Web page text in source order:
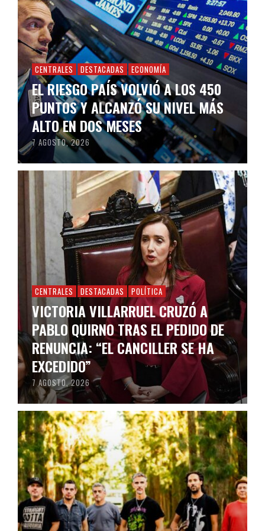
CENTRALES DESTACADAS ECONOMÍA
EL RIESGO PAÍS VOLVIÓ A LOS 450
PUNTOS Y ALCANZÓ SU NIVEL MÁS
ALTO EN DOS MESES
7 AGOSTO, 2026
CENTRALES DESTACADAS POLÍTICA
VICTORIA VILLARRUEL CRUZÓ A
PABLO QUIRNO TRAS EL PEDIDO DE
RENUNCIA: “EL CANCILLER SE HA
EXCEDIDO”
7 AGOSTO, 2026